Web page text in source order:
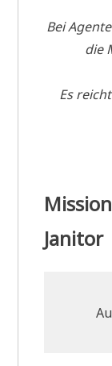
Bei
die
Es
Janitor